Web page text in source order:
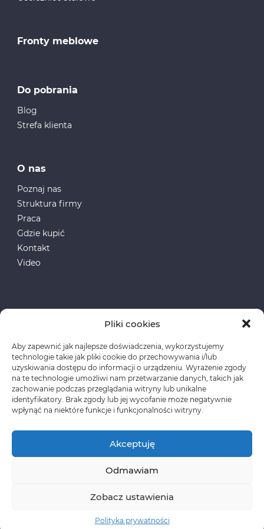
Pliki cookies
Aby zapewnić jak najlepsze doświadczenia, wykorzystujemy
technologie takie jak pliki cookie do przechowywania i/lub
uzyskiwania dostępu do informacji o urządzeniu. Wyrażenie zgody
na te technologie umożliwi nam przetwarzanie danych, takich jak
zachowanie podczas przeglądania witryny lub unikalne
identyfikatory. Brak zgody lub jej wycofanie może negatywnie
wpłynąć na niektóre funkcje i funkcjonalności witryny.
Akceptuję
Odmawiam
Zobacz ustawienia
Polityka prywatności
Fronty meblowe
Do pobrania
Blog
Strefa klienta
O nas
Poznaj nas
Struktura firmy
Praca
Gdzie kupić
Kontakt
Video
Fundusze Europejskie
Polityka prywatności
Copyright © CLASSEN Korzystanie z materiałów
umowy licencyjnej.